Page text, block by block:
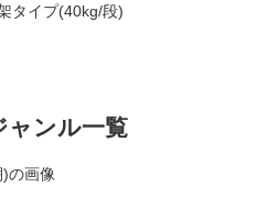
タイプ(40kg/段)
ャンル一覧